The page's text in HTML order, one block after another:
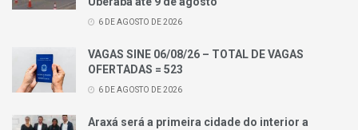
6 DE AGOSTO DE 2026
VAGAS SINE 06/08/26 – TOTAL DE VAGAS
OFERTADAS = 523
6 DE AGOSTO DE 2026
Araxá será a primeira cidade do interior a